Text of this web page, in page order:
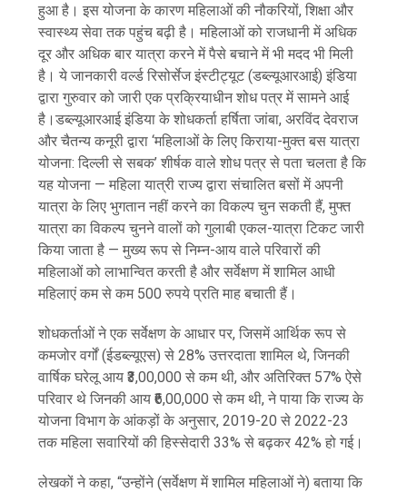
हुआ है। इस योजना के कारण महिलाओं की नौकरियों, शिक्षा और
स्वास्थ्य सेवा तक पहुंच बढ़ी है। महिलाओं को राजधानी में अधिक
दूर और अधिक बार यात्रा करने में पैसे बचाने में भी मदद भी मिली
है। ये जानकारी वर्ल्ड रिसोर्सेज इंस्टीट्यूट (डब्ल्यूआरआई) इंडिया
द्वारा गुरुवार को जारी एक प्रक्रियाधीन शोध पत्र में सामने आई
है।डब्ल्यूआरआई इंडिया के शोधकर्ता हर्षिता जांबा, अरविंद देवराज
और चैतन्य कनूरी द्वारा ‘महिलाओं के लिए किराया-मुक्त बस यात्रा
योजना: दिल्ली से सबक’ शीर्षक वाले शोध पत्र से पता चलता है कि
यह योजना — महिला यात्री राज्य द्वारा संचालित बसों में अपनी
यात्रा के लिए भुगतान नहीं करने का विकल्प चुन सकती हैं, मुफ्त
यात्रा का विकल्प चुनने वालों को गुलाबी एकल-यात्रा टिकट जारी
किया जाता है — मुख्य रूप से निम्न-आय वाले परिवारों की
महिलाओं को लाभान्वित करती है और सर्वेक्षण में शामिल आधी
महिलाएं कम से कम 500 रुपये प्रति माह बचाती हैं।
शोधकर्ताओं ने एक सर्वेक्षण के आधार पर, जिसमें आर्थिक रूप से
कमजोर वर्गों (ईडब्ल्यूएस) से 28% उत्तरदाता शामिल थे, जिनकी
वार्षिक घरेलू आय ₹3,00,000 से कम थी, और अतिरिक्त 57% ऐसे
परिवार थे जिनकी आय ₹6,00,000 से कम थी, ने पाया कि राज्य के
योजना विभाग के आंकड़ों के अनुसार, 2019-20 से 2022-23
तक महिला सवारियों की हिस्सेदारी 33% से बढ़कर 42% हो गई।
लेखकों ने कहा, “उन्होंने (सर्वेक्षण में शामिल महिलाओं ने) बताया कि